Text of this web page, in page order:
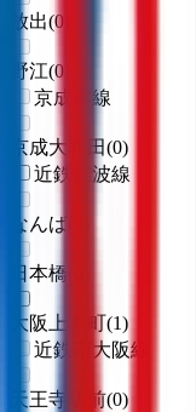
放出(0
野江(0
京成本線
京成大和田(0)
近鉄難波線
なんば
日本橋
大阪上本町(1)
近鉄南大阪線
天王寺駅前(0)